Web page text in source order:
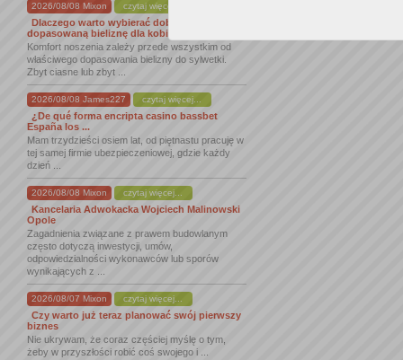
2026/08/08 Mixon czytaj więcej...
Dlaczego warto wybierać dobrze
dopasowaną bieliznę dla kobiet
Komfort noszenia zależy przede wszystkim od
właściwego dopasowania bielizny do sylwetki.
Zbyt ciasne lub zbyt ...
2026/08/08 James227 czytaj więcej...
¿De qué forma encripta casino bassbet
España los ...
Mam trzydzieści osiem lat, od piętnastu pracuję w
tej samej firmie ubezpieczeniowej, gdzie każdy
dzień ...
2026/08/08 Mixon czytaj więcej...
Kancelaria Adwokacka Wojciech Malinowski
Opole
Zagadnienia związane z prawem budowlanym
często dotyczą inwestycji, umów,
odpowiedzialności wykonawców lub sporów
wynikających z ...
2026/08/07 Mixon czytaj więcej...
Czy warto już teraz planować swój pierwszy
biznes
Nie ukrywam, że coraz częściej myślę o tym,
żeby w przyszłości robić coś swojego i ...